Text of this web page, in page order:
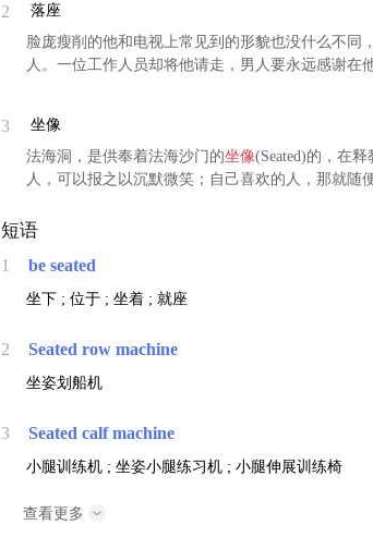
2
落座
脸庞瘦削的他和电视上常见到的形貌也没什么不同
人。一位工作人员却将他请走，男人要永远感谢在
3
坐像
法海洞，是供奉着法海沙门的坐像(Seated)的，在
人，可以报之以沉默微笑；自己喜欢的人，那就随
短语
1 be seated
坐下 ; 位于 ; 坐着 ; 就座
2 Seated row machine
坐姿划船机
3 Seated calf machine
小腿训练机 ; 坐姿小腿练习机 ; 小腿伸展训练椅
查看更多